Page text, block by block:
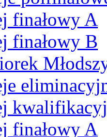
finałowy A
finałowy B
finałowy A